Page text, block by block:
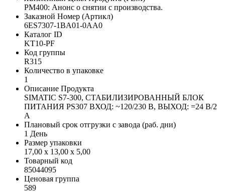
PM400: Анонс о снятии с производства.
Заказной Номер (Артикл)
6ES7307-1BA01-0AA0
Каталог ID
KT10-PF
Код группы
R315
Количество в упаковке
1
Описание Продукта
SIMATIC S7-300, СТАБИЛИЗИРОВАННЫЙ БЛОК
ПИТАНИЯ PS307 ВХОД: ~120/230 В, ВЫХОД: =24 В/2
A
Плановый срок отгрузки с завода (раб. дни)
1 День
Размер упаковки
17,00 x 13,00 x 5,00
Товарный код
85044095
Ценовая группа
589